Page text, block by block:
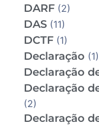
DARF (2)
DAS (11)
DCTF (1)
Declaração (1)
Declaração
Declaração
(2)
Declaração